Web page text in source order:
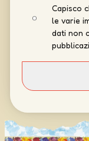
Capisco
le varie
dati non